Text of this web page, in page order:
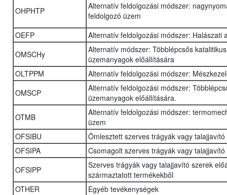
OHPHTP
Alternatív feldolgozási módszer:
feldolgozó üzem
OEFP
Alternatív feldolgozási módszer: Halászati
OMSCHy
Alternatív módszer: Többlépcsős
üzemanyagok előállítására
OLTPPM
Alternatív feldolgozási módszer:
OMSCP
Alternatív feldolgozási módszer:
üzemanyagok előállítására.
OTMB
Alternatív feldolgozási módszer:
üzem
OFSIBU
Ömlesztett szerves trágyák vagy
OFSIPA
Csomagolt szerves trágyák vagy
OFSIPP
Szerves trágyák vagy talajjavító szerek
származtatott termékekből
OTHER
Egyéb tevékenységek